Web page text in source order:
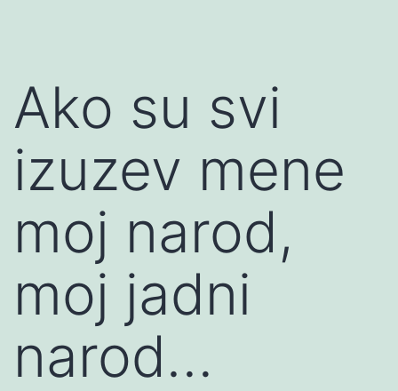
Ako su svi
izuzev mene
moj narod,
moj jadni
narod…